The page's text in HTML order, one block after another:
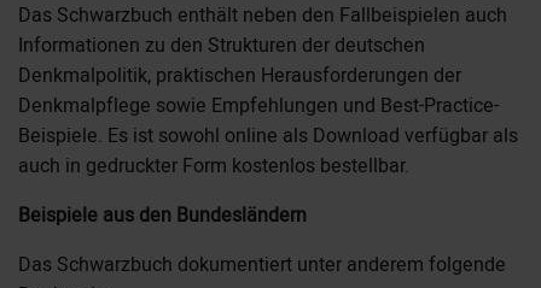
Das Schwarzbuch enthält neben den Fallbeispielen auch
Informationen zu den Strukturen der deutschen
Denkmalpolitik, praktischen Herausforderungen der
Denkmalpflege sowie Empfehlungen und Best-Practice-
Beispiele. Es ist sowohl online als Download verfügbar als
auch in gedruckter Form kostenlos bestellbar.
Beispiele aus den Bundesländern
Das Schwarzbuch dokumentiert unter anderem folgende